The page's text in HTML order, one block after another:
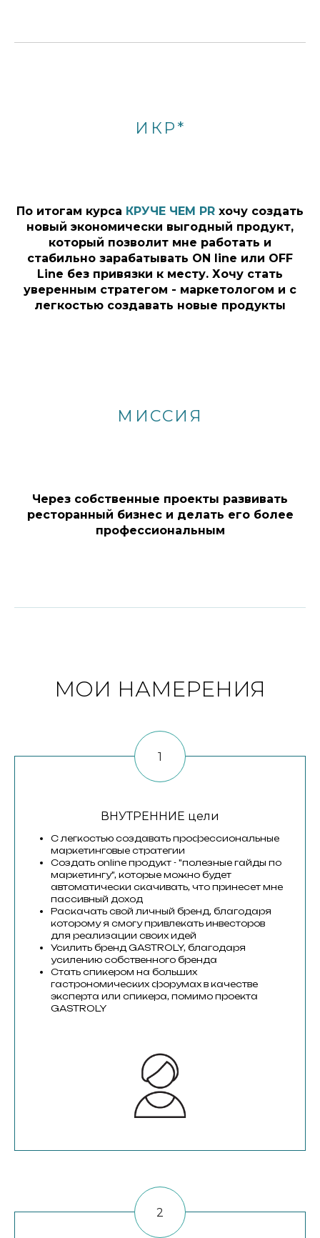
ИКР*
По итогам курса КРУЧЕ ЧЕМ PR хочу создать
новый экономически выгодный продукт,
который позволит мне работать и
стабильно зарабатывать ON line или OFF
Line без привязки к месту. Хочу стать
уверенным стратегом - маркетологом и с
легкостью создавать новые продукты
МИССИЯ
Через собственные проекты развивать
ресторанный бизнес и делать его более
профессиональным
МОИ НАМЕРЕНИЯ
ВНУТРЕННИЕ цели
С легкостью создавать профессиональные
маркетинговые стратегии
Создать online продукт - "полезные гайды по
маркетингу", которые можно будет
автоматически скачивать, что принесет мне
пассивный доход
Раскачать свой личный бренд, благодаря
которому я смогу привлекать инвесторов
для реализации своих идей
Усилить бренд GASTROLY, благодаря
усилению собственного бренда
Стать спикером на больших
гастрономических форумах в качестве
эксперта или спикера, помимо проекта
GASTROLY